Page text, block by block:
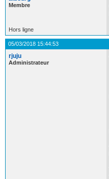
Membre
Hors ligne
05/03/2018 15:44:53
rjuju
Administrateur